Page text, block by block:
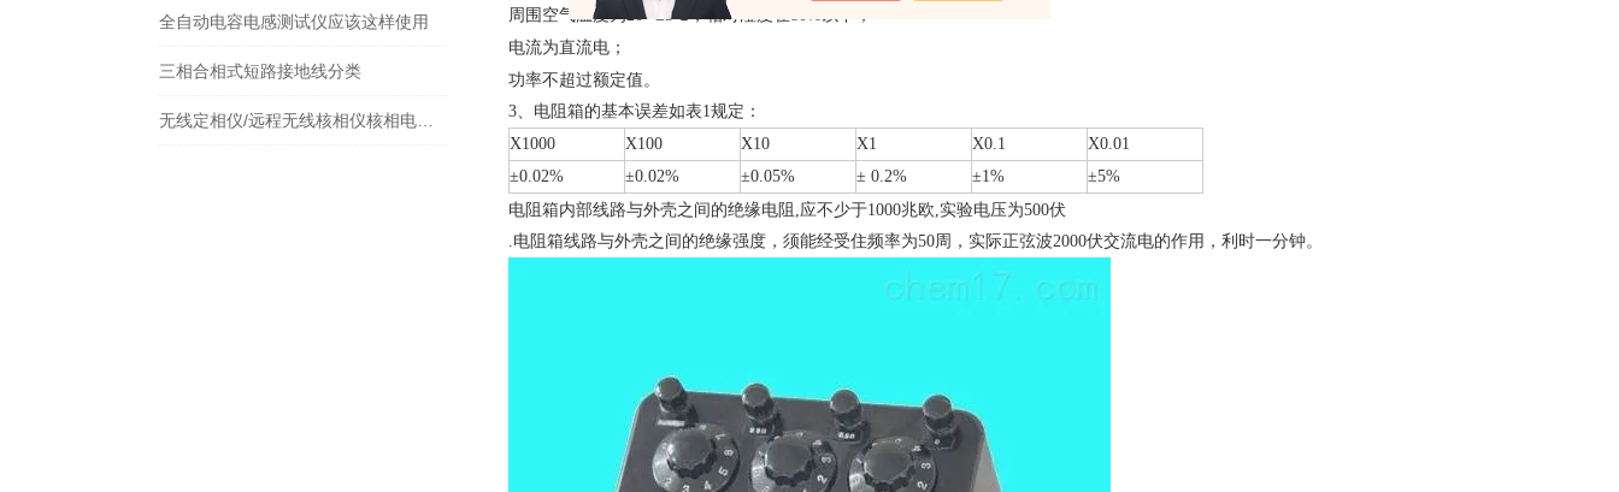
全自动电容电感测试仪应该这样使用
三相合相式短路接地线分类
周围空气温度为20--±3℃，相对湿度在80%以下；
电流为直流电；
功率不超过额定值。
3、电阻箱的基本误差如表1规定：
X1000
X100 X10 X1 X0.1
X0.01
±0.02%
±0.02% ±0.05% ± 0.2% ±1%
±5%
电阻箱内部线路与外壳之间的绝缘电阻,应不少于1000兆欧,实验电压为500伏
.电阻箱线路与外壳之间的绝缘强度，须能经受住频率为50周，实际正弦波2000伏交流电的作用，利时一分钟。